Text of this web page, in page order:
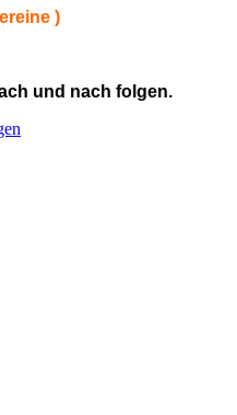
)
und nach folgen.